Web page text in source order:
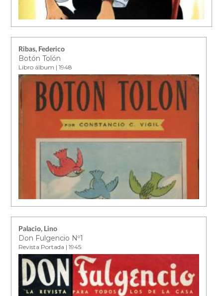
Ribas, Federico
Botón Tolón
Libro álbum | 1948
Palacio, Lino
Don Fulgencio Nº1
Revista Portada | 1945